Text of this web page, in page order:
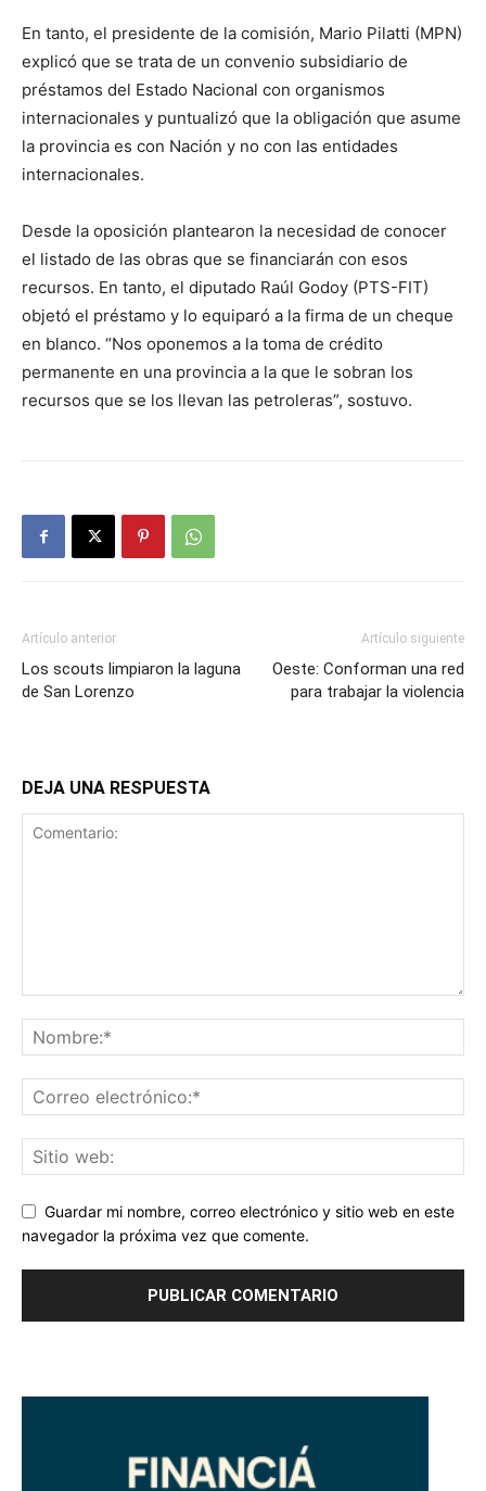
En tanto, el presidente de la comisión, Mario Pilatti (MPN)
explicó que se trata de un convenio subsidiario de
préstamos del Estado Nacional con organismos
internacionales y puntualizó que la obligación que asume
la provincia es con Nación y no con las entidades
internacionales.
Desde la oposición plantearon la necesidad de conocer
el listado de las obras que se financiarán con esos
recursos. En tanto, el diputado Raúl Godoy (PTS-FIT)
objetó el préstamo y lo equiparó a la firma de un cheque
en blanco. “Nos oponemos a la toma de crédito
permanente en una provincia a la que le sobran los
recursos que se los llevan las petroleras”, sostuvo.
Artículo anterior
Los scouts limpiaron la laguna
de San Lorenzo
Artículo siguiente
Oeste: Conforman una red
para trabajar la violencia
DEJA UNA RESPUESTA
Guardar mi nombre, correo electrónico y sitio web en este
navegador la próxima vez que comente.